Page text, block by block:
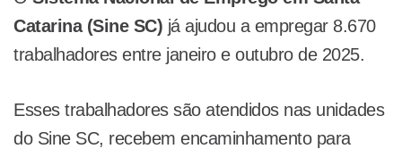
Catarina (Sine SC) já ajudou a empregar 8.670
trabalhadores entre janeiro e outubro de 2025.
Esses trabalhadores são atendidos nas unidades
do Sine SC, recebem encaminhamento para